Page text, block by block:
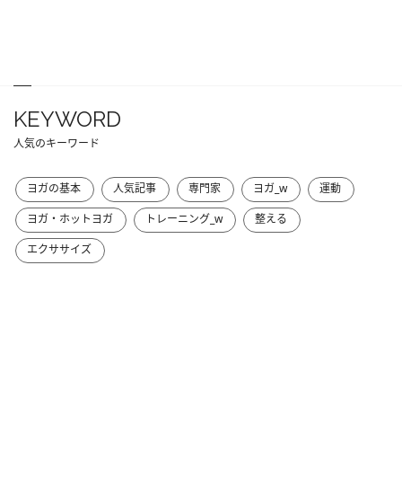
KEYWORD
人気のキーワード
ヨガの基本 人気記事 専門家 ヨガ_w
運動
ヨガ・ホットヨガ
トレーニング_w
整える
エクササイズ